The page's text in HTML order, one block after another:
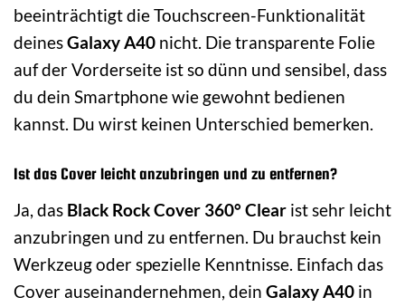
beeinträchtigt die Touchscreen-Funktionalität
deinesGalaxy A40 nicht. Die transparente Folie
auf der Vorderseite ist so dünn und sensibel, dass
du dein Smartphone wie gewohnt bedienen
kannst. Du wirst keinen Unterschied bemerken.
Ist das Cover leicht anzubringen und zu entfernen?
Ja, das Black Rock Cover 360° Clear ist sehr leicht
anzubringen und zu entfernen. Du brauchst kein
Werkzeug oder spezielle Kenntnisse. Einfach das
Cover auseinandernehmen, dein Galaxy A40 in